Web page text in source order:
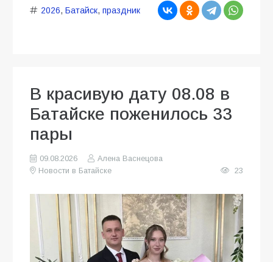
2026, Батайск, праздник
В красивую дату 08.08 в
Батайске поженилось 33
пары
09.08.2026
Алена Васнецова
Новости в Батайске
23